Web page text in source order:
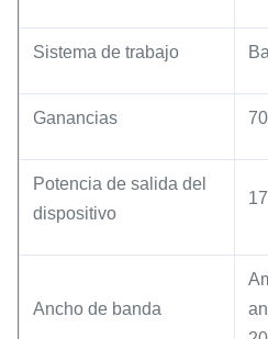
Sistema de trabajo
Ganancias
Potencia de salida del
dispositivo
Ancho de banda